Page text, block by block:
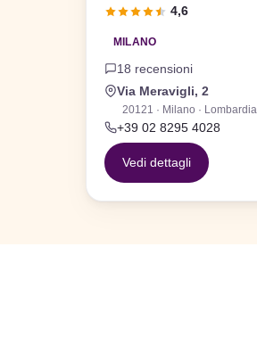
4,6
MILANO
18 recensioni
Via Meravigli, 2
20121 · Milano · Lombardia
+39 02 8295 4028
Vedi dettagli